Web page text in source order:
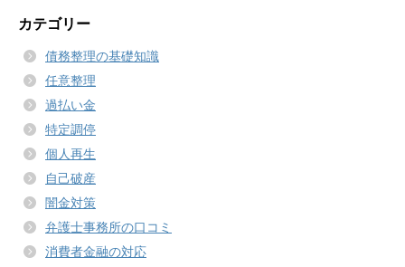
カテゴリー
債務整理の基礎知識
任意整理
過払い金
特定調停
個人再生
自己破産
闇金対策
弁護士事務所の口コミ
消費者金融の対応